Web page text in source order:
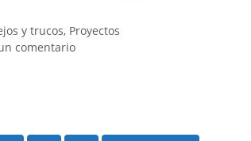
y trucos, Proyectos
comentario